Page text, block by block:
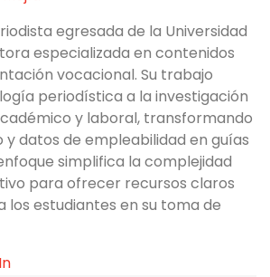
egresada de la Universidad
especializada en contenidos
vocacional. Su trabajo
periodística a la investigación
y laboral, transformando
y datos de empleabilidad en guías
simplifica la complejidad
para ofrecer recursos claros
los estudiantes en su toma de